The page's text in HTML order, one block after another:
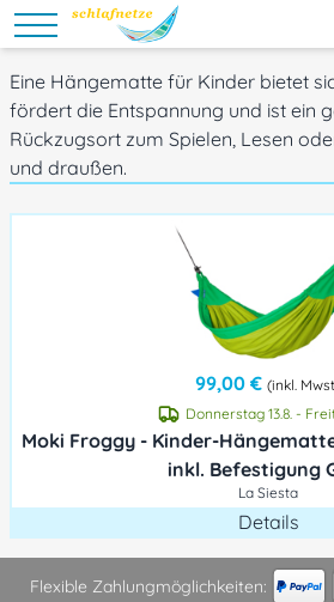
Eine Hängematte für Kinder bietet
fördert die Entspannung und ist ein
Rückzugsort zum Spielen, Lesen
und draußen.
99,00 € (inkl.
Donnerstag 13.8. -
Moki Froggy - Kinder-
inkl. Befestigung
La Siesta
Details
Flexible Zahlungmöglichkeiten: